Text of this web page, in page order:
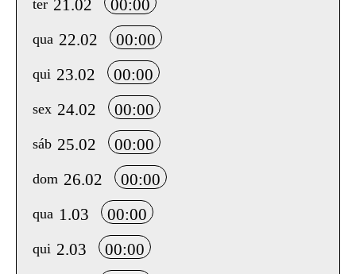
ter 21.02 00:00
qua 22.02 00:00
qui 23.02 00:00
sex 24.02 00:00
sáb 25.02 00:00
dom 26.02 00:00
qua 1.03 00:00
qui 2.03 00:00